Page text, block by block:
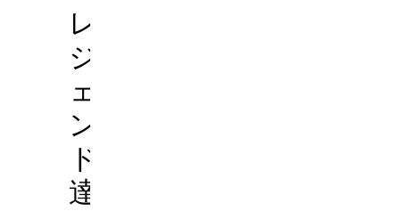
レ
ジ
ェ
ン
ド
達